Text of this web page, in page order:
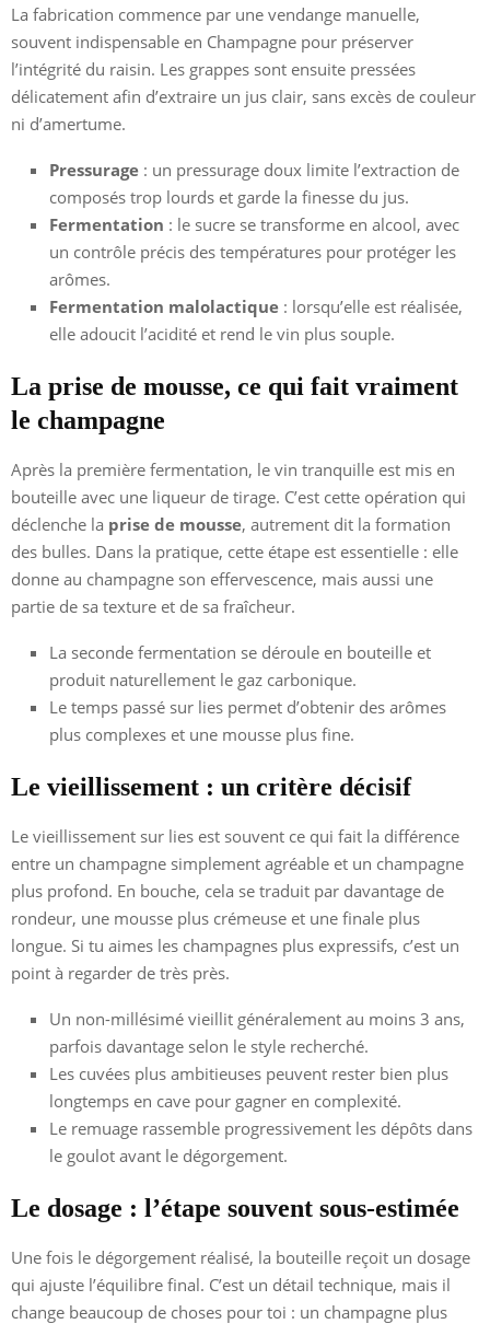
La fabrication commence par une vendange manuelle,
souvent indispensable en Champagne pour préserver
l’intégrité du raisin. Les grappes sont ensuite pressées
délicatement afin d’extraire un jus clair, sans excès de couleur
ni d’amertume.
Pressurage : un pressurage doux limite l’extraction de
composés trop lourds et garde la finesse du jus.
Fermentation : le sucre se transforme en alcool, avec
un contrôle précis des températures pour protéger les
arômes.
Fermentation malolactique : lorsqu’elle est réalisée,
elle adoucit l’acidité et rend le vin plus souple.
La prise de mousse, ce qui fait vraiment
le champagne
Après la première fermentation, le vin tranquille est mis en
bouteille avec une liqueur de tirage. C’est cette opération qui
déclenche la prise de mousse, autrement dit la formation
des bulles. Dans la pratique, cette étape est essentielle : elle
donne au champagne son effervescence, mais aussi une
partie de sa texture et de sa fraîcheur.
La seconde fermentation se déroule en bouteille et
produit naturellement le gaz carbonique.
Le temps passé sur lies permet d’obtenir des arômes
plus complexes et une mousse plus fine.
Le vieillissement : un critère décisif
Le vieillissement sur lies est souvent ce qui fait la différence
entre un champagne simplement agréable et un champagne
plus profond. En bouche, cela se traduit par davantage de
rondeur, une mousse plus crémeuse et une finale plus
longue. Si tu aimes les champagnes plus expressifs, c’est un
point à regarder de très près.
Un non-millésimé vieillit généralement au moins 3 ans,
parfois davantage selon le style recherché.
Les cuvées plus ambitieuses peuvent rester bien plus
longtemps en cave pour gagner en complexité.
Le remuage rassemble progressivement les dépôts dans
le goulot avant le dégorgement.
Le dosage : l’étape souvent sous-estimée
Une fois le dégorgement réalisé, la bouteille reçoit un dosage
qui ajuste l’équilibre final. C’est un détail technique, mais il
change beaucoup de choses pour toi : un champagne plus